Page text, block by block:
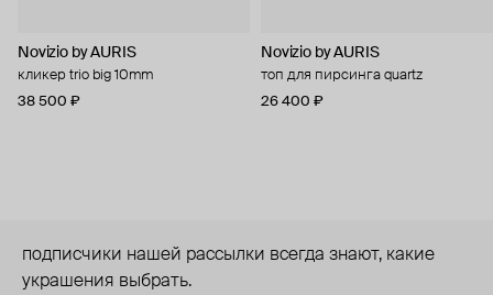
Novizio by AURIS
кликер trio big 10mm
38 500 ₽
Novizio by AURIS
топ для пирсинга quartz
26 400 ₽
подписчики нашей рассылки всегда знают, какие
украшения выбрать.